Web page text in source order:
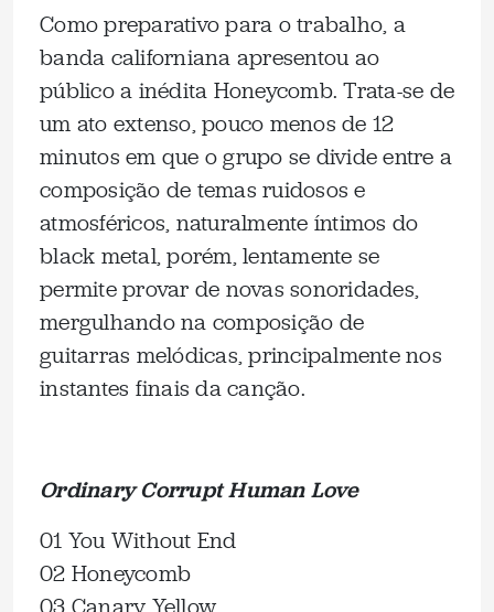
Como preparativo para o trabalho, a
banda californiana apresentou ao
público a inédita Honeycomb. Trata-se de
um ato extenso, pouco menos de 12
minutos em que o grupo se divide entre a
composição de temas ruidosos e
atmosféricos, naturalmente íntimos do
black metal, porém, lentamente se
permite provar de novas sonoridades,
mergulhando na composição de
guitarras melódicas, principalmente nos
instantes finais da canção.
Ordinary Corrupt Human Love
01 You Without End
02 Honeycomb